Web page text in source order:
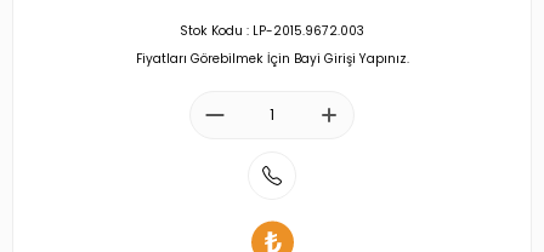
Stok Kodu : LP-2015.9672.003
Fiyatları Görebilmek İçin Bayi Girişi Yapınız.